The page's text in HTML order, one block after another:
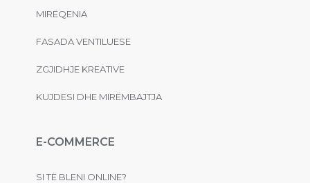
MIRËQENIA
FASADA VENTILUESE
ZGJIDHJE KREATIVE
KUJDESI DHE MIRËMBAJTJA
E-COMMERCE
SI TË BLENI ONLINE?